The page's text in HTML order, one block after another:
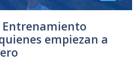
Entrenamiento
empiezan a